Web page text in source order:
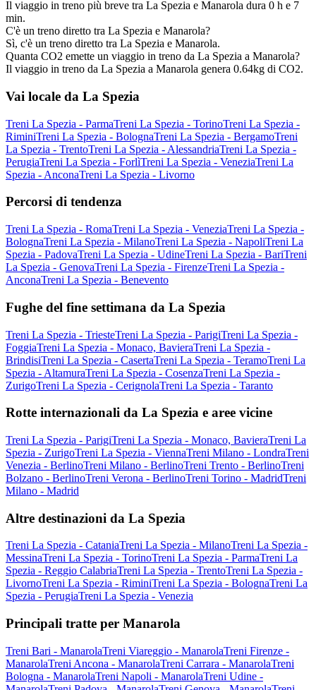
Il viaggio in treno più breve tra La Spezia e Manarola dura 0 h e 7
min.
C'è un treno diretto tra La Spezia e Manarola?
Sì, c'è un treno diretto tra La Spezia e Manarola.
Quanta CO2 emette un viaggio in treno da La Spezia a Manarola?
Il viaggio in treno da La Spezia a Manarola genera 0.64kg di CO2.
Vai locale da La Spezia
Treni La Spezia - ParmaTreni La Spezia - TorinoTreni La Spezia -
RiminiTreni La Spezia - BolognaTreni La Spezia - BergamoTreni
La Spezia - TrentoTreni La Spezia - AlessandriaTreni La Spezia -
PerugiaTreni La Spezia - ForlìTreni La Spezia - VeneziaTreni La
Spezia - AnconaTreni La Spezia - Livorno
Percorsi di tendenza
Treni La Spezia - RomaTreni La Spezia - VeneziaTreni La Spezia -
BolognaTreni La Spezia - MilanoTreni La Spezia - NapoliTreni La
Spezia - PadovaTreni La Spezia - UdineTreni La Spezia - BariTreni
La Spezia - GenovaTreni La Spezia - FirenzeTreni La Spezia -
AnconaTreni La Spezia - Benevento
Fughe del fine settimana da La Spezia
Treni La Spezia - TriesteTreni La Spezia - ParigiTreni La Spezia -
FoggiaTreni La Spezia - Monaco, BavieraTreni La Spezia -
BrindisiTreni La Spezia - CasertaTreni La Spezia - TeramoTreni La
Spezia - AltamuraTreni La Spezia - CosenzaTreni La Spezia -
ZurigoTreni La Spezia - CerignolaTreni La Spezia - Taranto
Rotte internazionali da La Spezia e aree vicine
Treni La Spezia - ParigiTreni La Spezia - Monaco, BavieraTreni La
Spezia - ZurigoTreni La Spezia - ViennaTreni Milano - LondraTreni
Venezia - BerlinoTreni Milano - BerlinoTreni Trento - BerlinoTreni
Bolzano - BerlinoTreni Verona - BerlinoTreni Torino - MadridTreni
Milano - Madrid
Altre destinazioni da La Spezia
Treni La Spezia - CataniaTreni La Spezia - MilanoTreni La Spezia -
MessinaTreni La Spezia - TorinoTreni La Spezia - ParmaTreni La
Spezia - Reggio CalabriaTreni La Spezia - TrentoTreni La Spezia -
LivornoTreni La Spezia - RiminiTreni La Spezia - BolognaTreni La
Spezia - PerugiaTreni La Spezia - Venezia
Principali tratte per Manarola
Treni Bari - ManarolaTreni Viareggio - ManarolaTreni Firenze -
ManarolaTreni Ancona - ManarolaTreni Carrara - ManarolaTreni
Bologna - ManarolaTreni Napoli - ManarolaTreni Udine -